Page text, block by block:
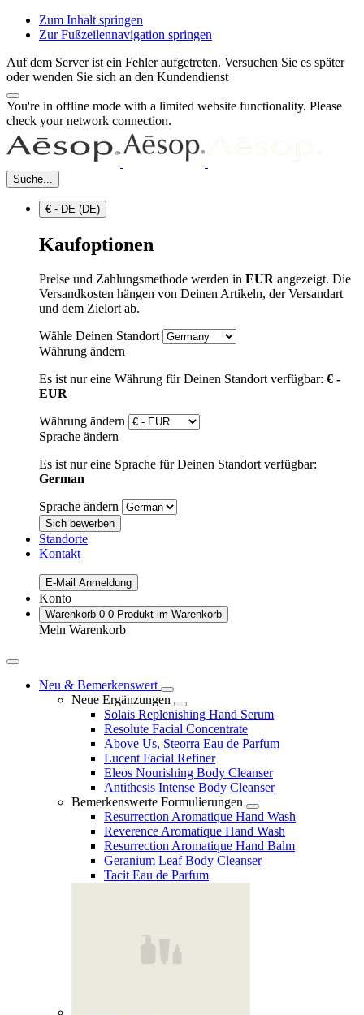
Zum Inhalt springen
Zur Fußzeilennavigation springen
Auf dem Server ist ein Fehler aufgetreten. Versuchen Sie es später
oder wenden Sie sich an den Kundendienst
You're in offline mode with a limited website functionality. Please
check your network connection.
Suche...
€ - DE (DE)
Kaufoptionen
Preise und Zahlungsmethode werden in EUR angezeigt. Die
Versandkosten hängen von Deinen Artikeln, der Versandart
und dem Zielort ab.
Wähle Deinen Standort
Währung ändern
Es ist nur eine Währung für Deinen Standort verfügbar: € -
EUR
Währung ändern
Sprache ändern
Es ist nur eine Sprache für Deinen Standort verfügbar:
German
Sprache ändern
Sich bewerben
Standorte
Kontakt
E-Mail Anmeldung
Konto
Warenkorb 0 0 Produkt im Warenkorb
Mein Warenkorb
Neu & Bemerkenswert
Neue Ergänzungen
Solais Replenishing Hand Serum
Resolute Facial Concentrate
Above Us, Steorra Eau de Parfum
Lucent Facial Refiner
Eleos Nourishing Body Cleanser
Antithesis Intense Body Cleanser
Bemerkenswerte Formulierungen
Resurrection Aromatique Hand Wash
Reverence Aromatique Hand Wash
Resurrection Aromatique Hand Balm
Geranium Leaf Body Cleanser
Tacit Eau de Parfum